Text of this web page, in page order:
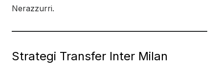
Nerazzurri.
Strategi Transfer Inter Milan